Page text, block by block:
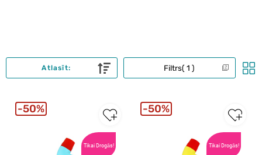
Filtrs 1
Atlasīt:
Tikai Drogās!
50%
Tikai Drogās!
50%